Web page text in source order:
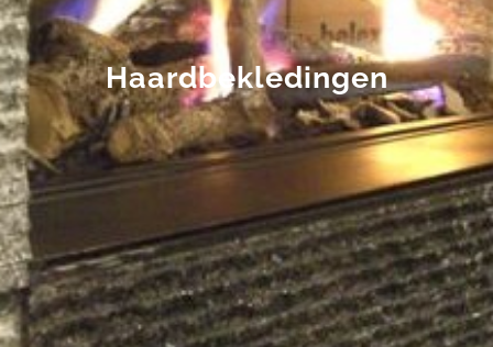
Haardbekledingen